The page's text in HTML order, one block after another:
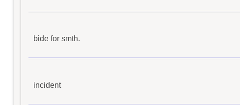
bide for smth.
incident